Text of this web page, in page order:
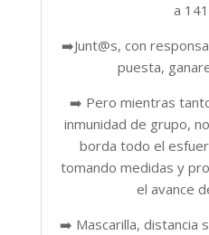
a
➡️Junt@s, con
puesta,
➡️ Pero mientras
inmunidad de grupo,
borda todo el
tomando medidas y
el avance
➡️ Mascarilla, distancia